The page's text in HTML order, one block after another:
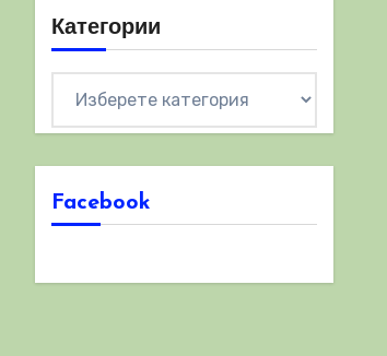
Категории
Facebook